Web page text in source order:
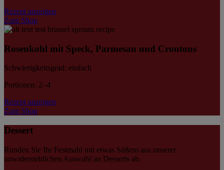
Rezept anzeigen
Zum Shop
Rosenkohl mit Speck, Parmesan und Croutons
Schwierigkeitsgrad: einfach
Portionen: 2–4
Rezept anzeigen
Zum Shop
Dessert
Runden Sie Ihr Festmahl mit etwas Süßem aus unserer
unwiderstehlichen Auswahl an Desserts ab.